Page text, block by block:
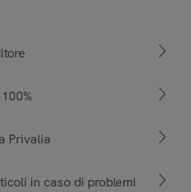
Privalia
in caso di problemi